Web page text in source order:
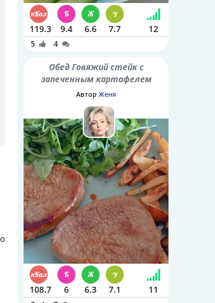
119.3 9.4 6.6 7.7 12
5 4
Обед Говяжий стейк с
запеченным картофелем
Автор Женя
108.7 6 6.3 7.1 11